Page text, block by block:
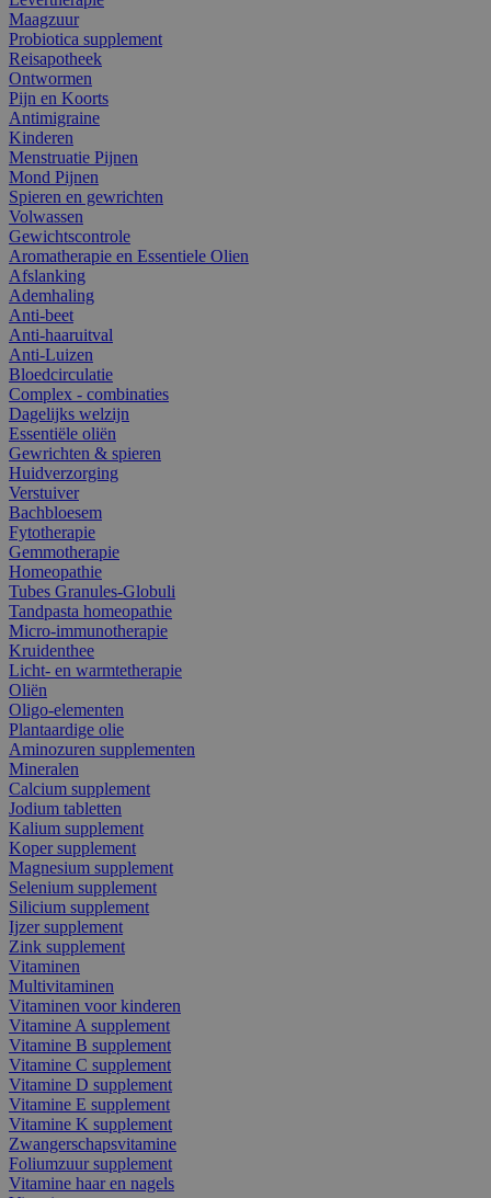
Maagzuur
Probiotica supplement
Reisapotheek
Ontwormen
Pijn en Koorts
Antimigraine
Kinderen
Menstruatie Pijnen
Mond Pijnen
Spieren en gewrichten
Volwassen
Gewichtscontrole
Aromatherapie en Essentiele Olien
Afslanking
Ademhaling
Anti-beet
Anti-haaruitval
Anti-Luizen
Bloedcirculatie
Complex - combinaties
Dagelijks welzijn
Essentiële oliën
Gewrichten & spieren
Huidverzorging
Verstuiver
Bachbloesem
Fytotherapie
Gemmotherapie
Homeopathie
Tubes Granules-Globuli
Tandpasta homeopathie
Micro-immunotherapie
Kruidenthee
Licht- en warmtetherapie
Oliën
Oligo-elementen
Plantaardige olie
Aminozuren supplementen
Mineralen
Calcium supplement
Jodium tabletten
Kalium supplement
Koper supplement
Magnesium supplement
Selenium supplement
Silicium supplement
Ijzer supplement
Zink supplement
Vitaminen
Multivitaminen
Vitaminen voor kinderen
Vitamine A supplement
Vitamine B supplement
Vitamine C supplement
Vitamine D supplement
Vitamine E supplement
Vitamine K supplement
Zwangerschapsvitamine
Foliumzuur supplement
Vitamine haar en nagels